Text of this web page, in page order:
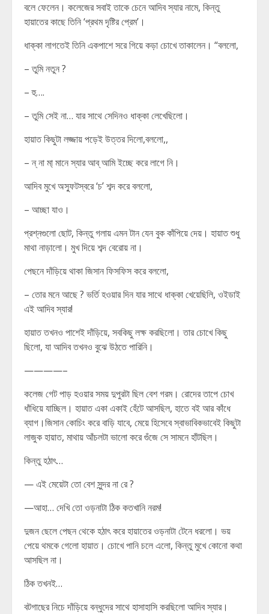
বলে ফেলেন। কলেজের সবাই তাকে চেনে আদিব স্যার নামে, কিন্তু
হায়াতের কাছে তিনি ‘প্রথম দৃষ্টির প্রেম’।
ধাক্কা লাগতেই তিনি একপাশে সরে গিয়ে কড়া চোখে তাকালেন। “বললো,
– তুমি নতুন ?
– হু….
– তুমি সেই না… যার সাথে সেদিনও ধাক্কা লেখেছিলো।
হায়াত কিছুটা লজ্জায় পড়েই উত্তর দিলো,বললো,,
– ন্ না মা্ মানে স্যার আব্ আমি ইচ্ছে করে লাগে নি।
আদিব মুখে অস্ফুটস্বরে ‘চ’ শব্দ করে বললো,
– আচ্ছা যাও।
প্রশ্নগুলো ছোট, কিন্তু গলায় এমন টান যেন বুক কাঁপিয়ে দেয়। হায়াত শুধু
মাথা নাড়ালো। মুখ দিয়ে শব্দ বেরোয় না।
পেছনে দাঁড়িয়ে থাকা জিসান ফিসফিস করে বললো,
– তোর মনে আছে ? ভর্তি হওয়ার দিন যার সাথে ধাক্কা খেয়েছিলি, ওইডাই
এই আদিব স্যার!
হায়াত তখনও পাশেই দাঁড়িয়ে, সবকিছু লক্ষ করছিলো। তার চোখে কিছু
ছিলো, যা আদিব তখনও বুঝে উঠতে পারিনি।
————–
কলেজ গেট পাড় হওয়ার সময় দুপুরটা ছিল বেশ গরম। রোদের তাপে চোখ
ধাঁধিয়ে যাচ্ছিল। হায়াত একা একাই হেঁটে আসছিল, হাতে বই আর কাঁধে
ব্যাগ।জিসান কোচিং করে বাড়ি যাবে, মেয়ে হিসেবে স্বাভাবিকভাবেই কিছুটা
লাজুক হায়াত, মাথায় আঁচলটা ভালো করে গুঁজে সে সামনে হাঁটছিল।
কিন্তু হঠাৎ…
— এই মেয়েটা তো বেশ সুন্দর না রে ?
—আহা… দেখি তো ওড়নাটা ঠিক কতখানি নরম!
দুজন ছেলে পেছন থেকে হঠাৎ করে হায়াতের ওড়নাটা টেনে ধরলো। ভয়
পেয়ে থমকে গেলো হায়াত। চোখে পানি চলে এলো, কিন্তু মুখে কোনো কথা
আসছিল না।
ঠিক তখনই…
বটগাছের নিচে দাঁড়িয়ে বন্ধুদের সাথে হাসাহাসি করছিলো আদিব স্যার।